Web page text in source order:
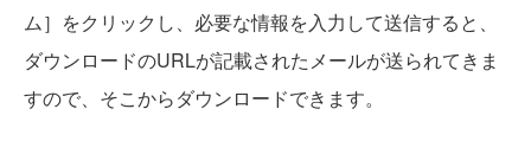
ム］をクリックし、必要な情報を入力して送信すると、
ダウンロードのURLが記載されたメールが送られてきま
すので、そこからダウンロードできます。